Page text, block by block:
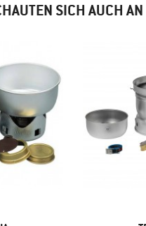
SICH AUCH AN